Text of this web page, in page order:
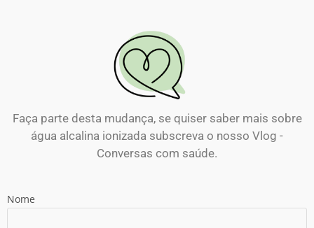
Faça parte desta mudança, se quiser saber mais sobre
água alcalina ionizada subscreva o nosso Vlog -
Conversas com saúde.
Nome